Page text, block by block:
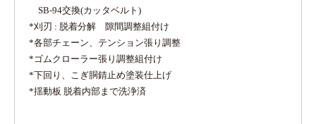
SB-94交換(カッタベルト)
*刈刃 : 脱着分解 隙間調整組付け
*各部チェーン、テンション張り調整
*ゴムクローラー張り調整組付け
*下回り、こぎ胴錆止め塗装仕上げ
*揺動板 脱着内部まで洗浄済